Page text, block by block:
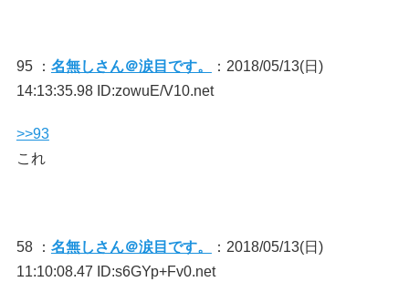
95 ： 名無しさん＠涙目です。
：2018/05/13(日)
14:13:35.98 ID:zowuE/V10.net
>>93
これ
58 ： 名無しさん＠涙目です。
：2018/05/13(日)
11:10:08.47 ID:s6GYp+Fv0.net